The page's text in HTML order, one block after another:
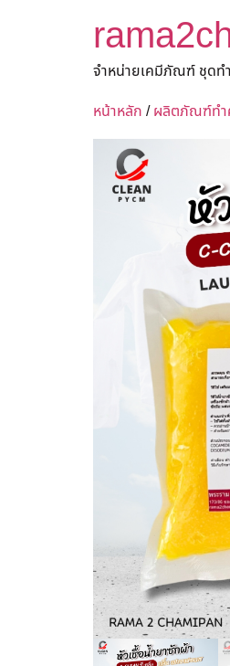
จำหน่ายเคมีภัณฑ์ ชุดท
หน้าหลัก /ผลิตภัณฑ์ทำ